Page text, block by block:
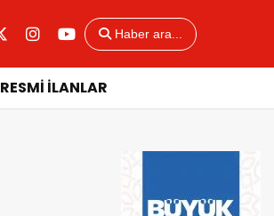
Haber ara...
RESMİ İLANLAR